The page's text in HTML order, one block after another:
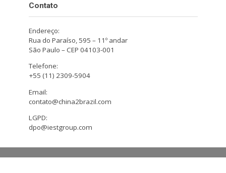
Contato
Endereço:
Rua do Paraíso, 595 – 11º andar
São Paulo – CEP 04103-001
Telefone:
+55 (11) 2309-5904
Email:
contato@china2brazil.com
LGPD:
dpo@iestgroup.com